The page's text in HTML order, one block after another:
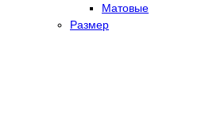
Матовые
Размер